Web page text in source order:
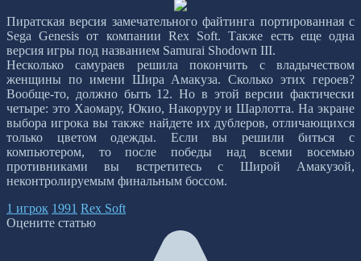
Пиратская версия замечательного файтинга портированная с
Sega Genesis от компании Rex Soft. Также есть еще одна
версия игры под названием Samurai Shodown III.
Несколько самураев решила покончить с владычеством
женщины по имени Шира Амакуза. Сколько этих героев?
Вообще-то, должно быть 12. Но в этой версии фактически
четыре: это Хаомару, Юкио, Накоруру и Шарлотта. На экране
выбора игрока вы также найдете их дублеров, отличающихся
только цветом одежды. Если вы решили биться с
компьютером, то после победы над всеми восемью
противниками вы встретитесь с Широй Амакузой,
неконтролируемым финальным боссом.
1 игрок 1991 Rex Soft
Оцените статью